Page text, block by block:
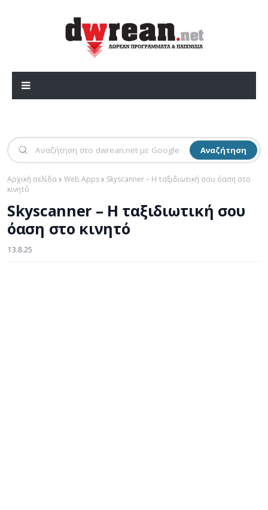
Αναζήτηση
Αρχική σελίδα Web Apps
Skyscanner – Η ταξιδιωτική σου όαση στο
κινητό
Skyscanner – Η ταξιδιωτική σου
όαση στο κινητό
13.8.25